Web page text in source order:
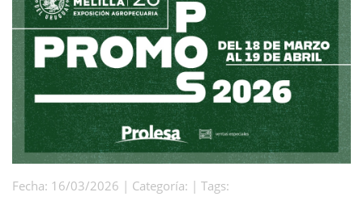
Fecha: 16/03/2026 | Categoría: | Tags: